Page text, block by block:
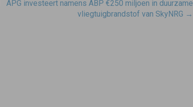
APG investeert namens ABP €250 miljoen in duurzame
vliegtuigbrandstof van SkyNRG →